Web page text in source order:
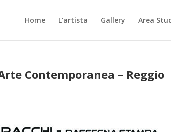
Home L’artista Gallery Area
Contemporanea – Reggio